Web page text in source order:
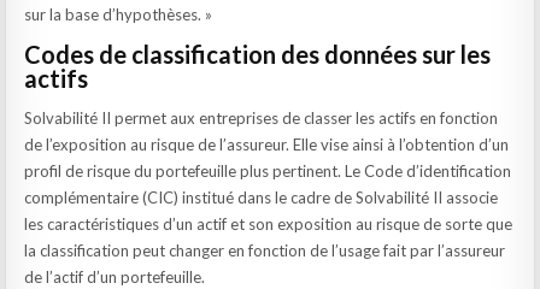
sur la base d’hypothèses. »
Codes de classification des données sur les
actifs
Solvabilité II permet aux entreprises de classer les actifs en fonction
de l’exposition au risque de l’assureur. Elle vise ainsi à l’obtention d’un
profil de risque du portefeuille plus pertinent. Le Code d’identification
complémentaire (CIC) institué dans le cadre de Solvabilité II associe
les caractéristiques d’un actif et son exposition au risque de sorte que
la classification peut changer en fonction de l’usage fait par l’assureur
de l’actif d’un portefeuille.